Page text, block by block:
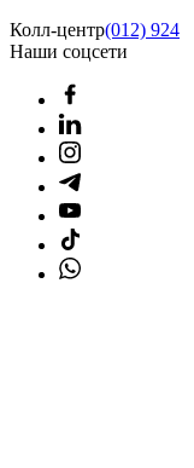
Колл-центр(012) 924
Наши соцсети